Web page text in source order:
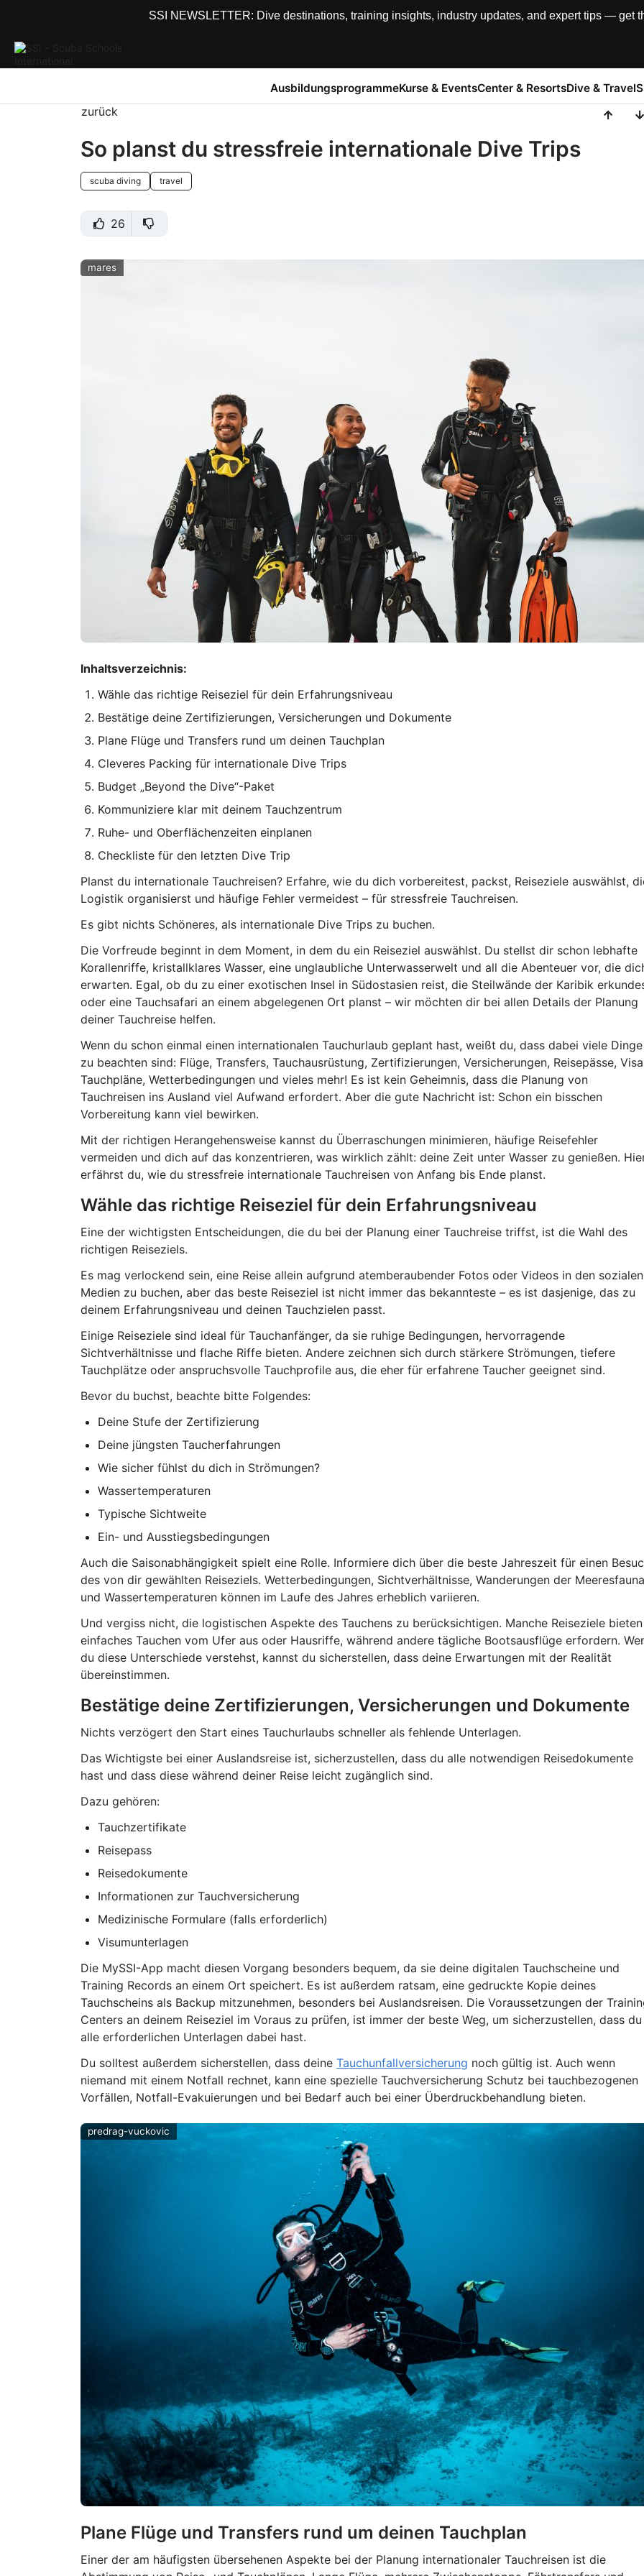
SSI NEWSLETTER: Dive destinations, training insights, industry updates, and expert tips — get
AusbildungsprogrammeKurse & EventsCenter & ResortsDive & Travel
zurück
So planst du stressfreie internationale Dive Trips
scuba diving travel
26
mares
Inhaltsverzeichnis:
Wähle das richtige Reiseziel für dein Erfahrungsniveau
Bestätige deine Zertifizierungen, Versicherungen und Dokumente
Plane Flüge und Transfers rund um deinen Tauchplan
Cleveres Packing für internationale Dive Trips
Budget „Beyond the Dive“-Paket
Kommuniziere klar mit deinem Tauchzentrum
Ruhe- und Oberflächenzeiten einplanen
Checkliste für den letzten Dive Trip
Planst du internationale Tauchreisen? Erfahre, wie du dich vorbereitest, packst, Reiseziele auswählst,
Logistik organisierst und häufige Fehler vermeidest – für stressfreie Tauchreisen.
Es gibt nichts Schöneres, als internationale Dive Trips zu buchen.
Die Vorfreude beginnt in dem Moment, in dem du ein Reiseziel auswählst. Du stellst dir schon lebhafte
Korallenriffe, kristallklares Wasser, eine unglaubliche Unterwasserwelt und all die Abenteuer vor, die
erwarten. Egal, ob du zu einer exotischen Insel in Südostasien reist, die Steilwände der Karibik
oder eine Tauchsafari an einem abgelegenen Ort planst – wir möchten dir bei allen Details der Planung
deiner Tauchreise helfen.
Wenn du schon einmal einen internationalen Tauchurlaub geplant hast, weißt du, dass dabei viele Dinge
zu beachten sind: Flüge, Transfers, Tauchausrüstung, Zertifizierungen, Versicherungen, Reisepässe,
Tauchpläne, Wetterbedingungen und vieles mehr! Es ist kein Geheimnis, dass die Planung von
Tauchreisen ins Ausland viel Aufwand erfordert. Aber die gute Nachricht ist: Schon ein bisschen
Vorbereitung kann viel bewirken.
Mit der richtigen Herangehensweise kannst du Überraschungen minimieren, häufige Reisefehler
vermeiden und dich auf das konzentrieren, was wirklich zählt: deine Zeit unter Wasser zu genießen.
erfährst du, wie du stressfreie internationale Tauchreisen von Anfang bis Ende planst.
Wähle das richtige Reiseziel für dein Erfahrungsniveau
Eine der wichtigsten Entscheidungen, die du bei der Planung einer Tauchreise triffst, ist die Wahl des
richtigen Reiseziels.
Es mag verlockend sein, eine Reise allein aufgrund atemberaubender Fotos oder Videos in den sozialen
Medien zu buchen, aber das beste Reiseziel ist nicht immer das bekannteste – es ist dasjenige, das zu
deinem Erfahrungsniveau und deinen Tauchzielen passt.
Einige Reiseziele sind ideal für Tauchanfänger, da sie ruhige Bedingungen, hervorragende
Sichtverhältnisse und flache Riffe bieten. Andere zeichnen sich durch stärkere Strömungen, tiefere
Tauchplätze oder anspruchsvolle Tauchprofile aus, die eher für erfahrene Taucher geeignet sind.
Bevor du buchst, beachte bitte Folgendes:
Deine Stufe der Zertifizierung
Deine jüngsten Taucherfahrungen
Wie sicher fühlst du dich in Strömungen?
Wassertemperaturen
Typische Sichtweite
Ein- und Ausstiegsbedingungen
Auch die Saisonabhängigkeit spielt eine Rolle. Informiere dich über die beste Jahreszeit für einen
des von dir gewählten Reiseziels. Wetterbedingungen, Sichtverhältnisse, Wanderungen der Meeresfauna
und Wassertemperaturen können im Laufe des Jahres erheblich variieren.
Und vergiss nicht, die logistischen Aspekte des Tauchens zu berücksichtigen. Manche Reiseziele bieten
einfaches Tauchen vom Ufer aus oder Hausriffe, während andere tägliche Bootsausflüge erfordern.
du diese Unterschiede verstehst, kannst du sicherstellen, dass deine Erwartungen mit der Realität
übereinstimmen.
Bestätige deine Zertifizierungen, Versicherungen und Dokumente
Nichts verzögert den Start eines Tauchurlaubs schneller als fehlende Unterlagen.
Das Wichtigste bei einer Auslandsreise ist, sicherzustellen, dass du alle notwendigen Reisedokumente
hast und dass diese während deiner Reise leicht zugänglich sind.
Dazu gehören:
Tauchzertifikate
Reisepass
Reisedokumente
Informationen zur Tauchversicherung
Medizinische Formulare (falls erforderlich)
Visumunterlagen
Die MySSI-App macht diesen Vorgang besonders bequem, da sie deine digitalen Tauchscheine und
Training Records an einem Ort speichert. Es ist außerdem ratsam, eine gedruckte Kopie deines
Tauchscheins als Backup mitzunehmen, besonders bei Auslandsreisen. Die Voraussetzungen der
Centers an deinem Reiseziel im Voraus zu prüfen, ist immer der beste Weg, um sicherzustellen, dass du
alle erforderlichen Unterlagen dabei hast.
Du solltest außerdem sicherstellen, dass deine Tauchunfallversicherung noch gültig ist. Auch wenn
niemand mit einem Notfall rechnet, kann eine spezielle Tauchversicherung Schutz bei tauchbezogenen
Vorfällen, Notfall-Evakuierungen und bei Bedarf auch bei einer Überdruckbehandlung bieten.
predrag-vuckovic
Plane Flüge und Transfers rund um deinen Tauchplan
Einer der am häufigsten übersehenen Aspekte bei der Planung internationaler Tauchreisen ist die